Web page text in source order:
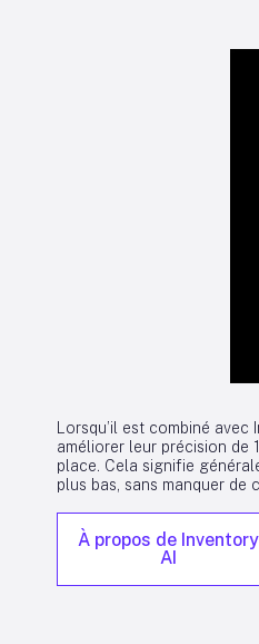
Lorsqu’il est combiné avec
améliorer leur précision de
place. Cela signifie
plus bas, sans manquer de
À propos de Inventory
AI